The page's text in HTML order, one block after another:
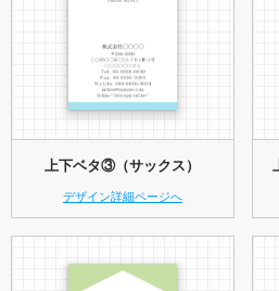
上下ベタ③（サックス）
デザイン詳細ページへ